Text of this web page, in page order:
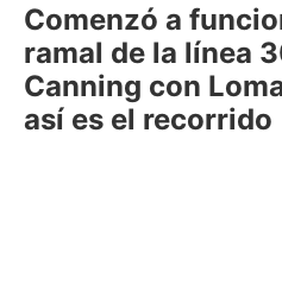
Comenzó a
ramal de la línea
Canning con
así es el recorrido